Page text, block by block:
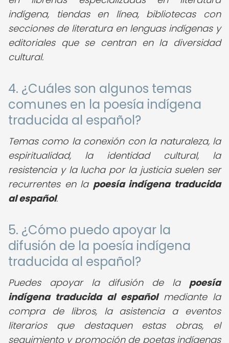
indígena, tiendas en línea, bibliotecas con
secciones de literatura en lenguas indígenas y
editoriales que se centran en la diversidad
cultural.
4. ¿Cuáles son algunos temas
comunes en la poesía indígena
traducida al español?
Temas como la conexión con la naturaleza, la
espiritualidad, la identidad cultural, la
resistencia y la lucha por la justicia suelen ser
recurrentes en la poesía indígena traducida
al español.
5. ¿Cómo puedo apoyar la
difusión de la poesía indígena
traducida al español?
Puedes apoyar la difusión de la poesía
indígena traducida al españolmediante la
compra de libros, la asistencia a eventos
literarios que destaquen estas obras, el
seguimiento y promoción de poetas indígenas